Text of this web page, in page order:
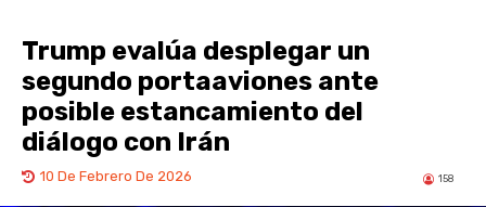
Trump evalúa desplegar un
segundo portaaviones ante
posible estancamiento del
diálogo con Irán
10 De Febrero De 2026 158